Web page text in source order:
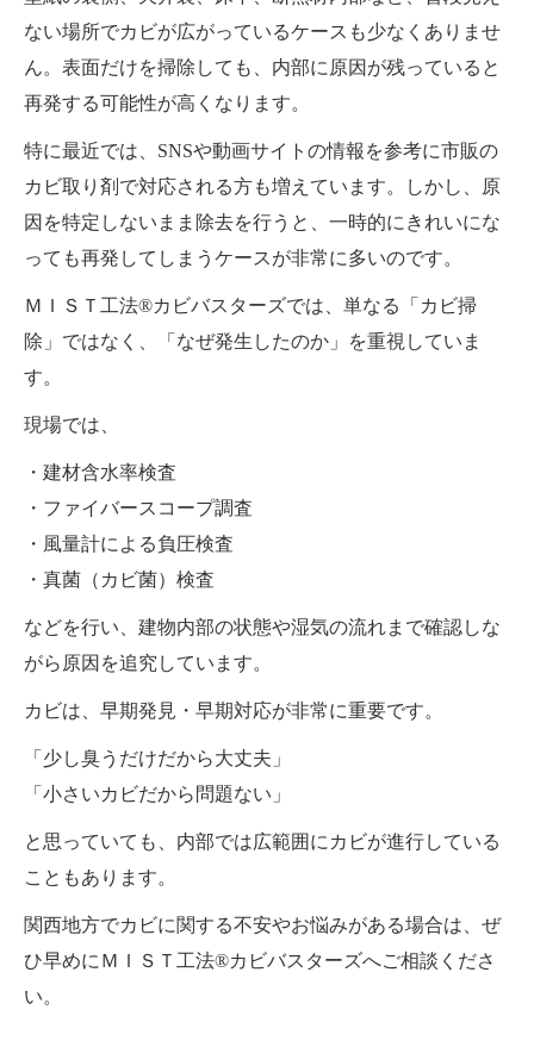
ない場所でカビが広がっているケースも少なくありませ
ん。表面だけを掃除しても、内部に原因が残っていると
再発する可能性が高くなります。
特に最近では、SNSや動画サイトの情報を参考に市販の
カビ取り剤で対応される方も増えています。しかし、原
因を特定しないまま除去を行うと、一時的にきれいにな
っても再発してしまうケースが非常に多いのです。
ＭＩＳＴ工法®カビバスターズでは、単なる「カビ掃
除」ではなく、「なぜ発生したのか」を重視していま
す。
現場では、
・建材含水率検査
・ファイバースコープ調査
・風量計による負圧検査
・真菌（カビ菌）検査
などを行い、建物内部の状態や湿気の流れまで確認しな
がら原因を追究しています。
カビは、早期発見・早期対応が非常に重要です。
「少し臭うだけだから大丈夫」
「小さいカビだから問題ない」
と思っていても、内部では広範囲にカビが進行している
こともあります。
関西地方でカビに関する不安やお悩みがある場合は、ぜ
ひ早めにＭＩＳＴ工法®カビバスターズへご相談くださ
い。